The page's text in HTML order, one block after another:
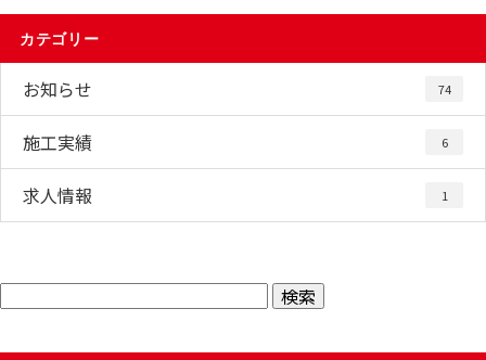
カテゴリー
お知らせ 74
施工実績 6
求人情報 1